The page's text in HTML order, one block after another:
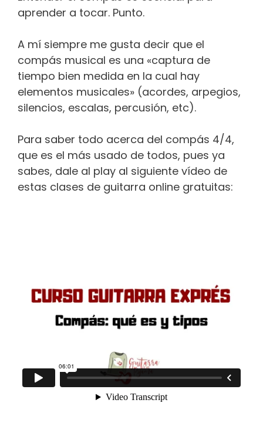
aprender a tocar. Punto.
A mí siempre me gusta decir que el
compás musical es una «captura de
tiempo bien medida en la cual hay
elementos musicales» (acordes, arpegios,
silencios, escalas, percusión, etc).
Para saber todo acerca del compás 4/4,
que es el más usado de todos, pues ya
sabes, dale al play al siguiente vídeo de
estas clases de guitarra online gratuitas: